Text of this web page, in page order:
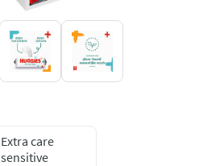
Extra care
sensitive